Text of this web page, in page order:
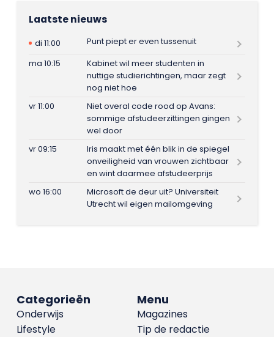
Laatste nieuws
di 11:00
Punt piept er even tussenuit
ma 10:15
Kabinet wil meer studenten in
nuttige studierichtingen, maar zegt
nog niet hoe
vr 11:00
Niet overal code rood op Avans:
sommige afstudeerzittingen gingen
wel door
vr 09:15
Iris maakt met één blik in de spiegel
onveiligheid van vrouwen zichtbaar
en wint daarmee afstudeerprijs
wo 16:00
Microsoft de deur uit? Universiteit
Utrecht wil eigen mailomgeving
Menu
Magazines
Tip de redactie
Categorieën
Onderwijs
Lifestyle